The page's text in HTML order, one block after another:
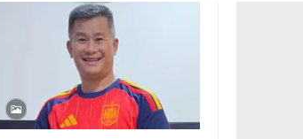
Video
Shorts video
Podcast
EMagazine